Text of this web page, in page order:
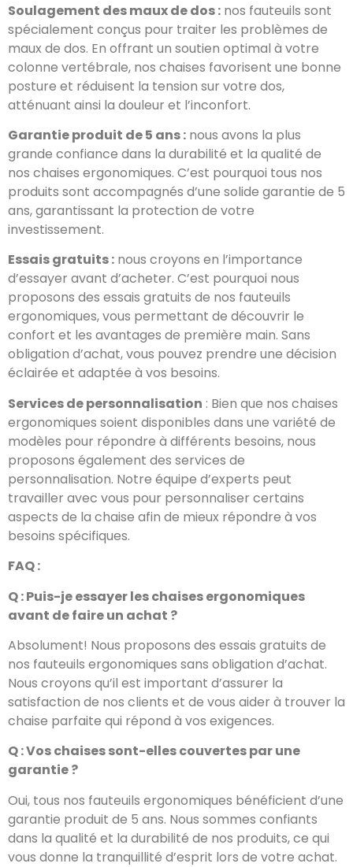
Soulagement des maux de dos : nos fauteuils sont
spécialement conçus pour traiter les problèmes de
maux de dos. En offrant un soutien optimal à votre
colonne vertébrale, nos chaises favorisent une bonne
posture et réduisent la tension sur votre dos,
atténuant ainsi la douleur et l’inconfort.
Garantie produit de 5 ans : nous avons la plus
grande confiance dans la durabilité et la qualité de
nos chaises ergonomiques. C’est pourquoi tous nos
produits sont accompagnés d’une solide garantie de 5
ans, garantissant la protection de votre
investissement.
Essais gratuits : nous croyons en l’importance
d’essayer avant d’acheter. C’est pourquoi nous
proposons des essais gratuits de nos fauteuils
ergonomiques, vous permettant de découvrir le
confort et les avantages de première main. Sans
obligation d’achat, vous pouvez prendre une décision
éclairée et adaptée à vos besoins.
Services de personnalisation : Bien que nos chaises
ergonomiques soient disponibles dans une variété de
modèles pour répondre à différents besoins, nous
proposons également des services de
personnalisation. Notre équipe d’experts peut
travailler avec vous pour personnaliser certains
aspects de la chaise afin de mieux répondre à vos
besoins spécifiques.
FAQ :
Q : Puis-je essayer les chaises ergonomiques
avant de faire un achat ?
Absolument! Nous proposons des essais gratuits de
nos fauteuils ergonomiques sans obligation d’achat.
Nous croyons qu’il est important d’assurer la
satisfaction de nos clients et de vous aider à trouver la
chaise parfaite qui répond à vos exigences.
Q : Vos chaises sont-elles couvertes par une
garantie ?
Oui, tous nos fauteuils ergonomiques bénéficient d’une
garantie produit de 5 ans. Nous sommes confiants
dans la qualité et la durabilité de nos produits, ce qui
vous donne la tranquillité d’esprit lors de votre achat.